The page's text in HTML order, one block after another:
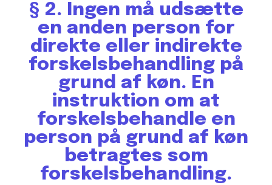
§ 2. Ingen må udsætte
en anden person for
direkte eller indirekte
forskelsbehandling på
grund af køn. En
instruktion om at
forskelsbehandle en
person på grund af køn
betragtes som
forskelsbehandling.